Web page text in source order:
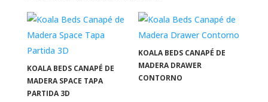
KOALA BEDS CANAPÉ DE
MADERA SPACE TAPA
PARTIDA 3D
KOALA BEDS CANAPÉ DE
MADERA DRAWER
CONTORNO